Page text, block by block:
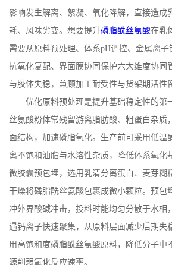
影响发生解离、絮凝、氧化降解，直接造成
耗、风味劣变。想要提升磷脂酰丝氨酸在乳
需要从原料预处理、体系pH调控、金属离子
抗氧化复配、界面膜协同保护六大维度协同
与胶体失稳，兼顾加工耐受性与货架期活性
优化原料预处理是提升基础稳定性的第
丝氨酸粉体常残留游离脂肪酸、粗蛋白杂质
面结构，加速磷脂氧化。生产前可采用低温
离不饱和油脂与水溶性杂质，降低体系氧化
微胶囊预包埋，选用乳清分离蛋白、麦芽糊
干燥将磷脂酰丝氨酸包裹成微小颗粒。预包
冲外界酸碱冲击，投料时能均匀分散于水相
遇钙离子快速聚集，从原料层面减少后期失
用高饱和度磷脂酰丝氨酸原料，降低分子中
源削弱氧化反应速率。